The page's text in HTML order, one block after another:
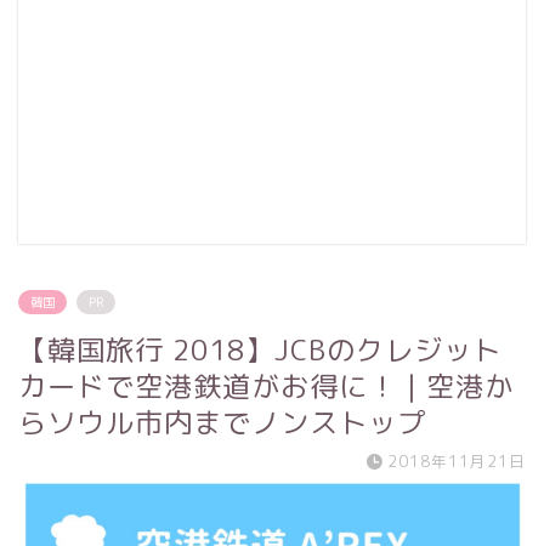
韓国 PR
【韓国旅行 2018】JCBのクレジット
カードで空港鉄道がお得に！｜空港か
らソウル市内までノンストップ
2018年11月21日